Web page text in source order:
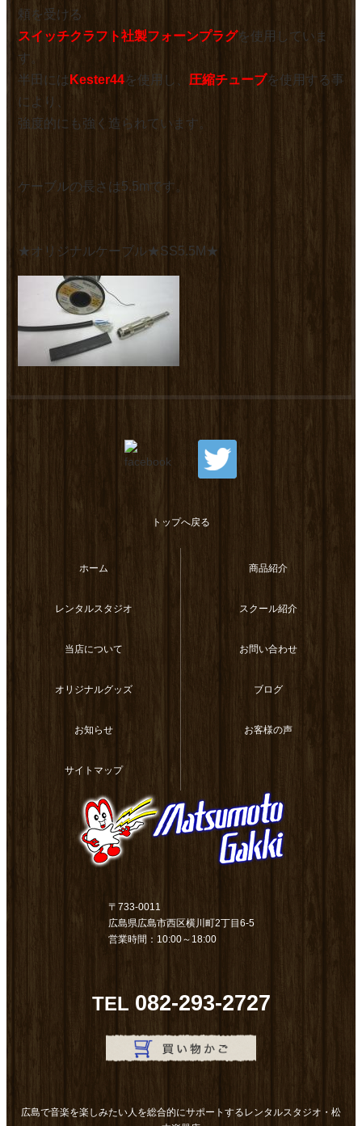
頼を受ける
スイッチクラフト社製フォーンプラグを使用していま
す。
半田には Kester44を使用し、 圧縮チューブを使用する事
により、
強度的にも強く造られています。
ケーブルの長さは5.5mです。
★オリジナルケーブル★SS5.5M★
トップへ戻る
ホーム 商品紹介
レンタルスタジオ スクール紹介
当店について お問い合わせ
オリジナルグッズ ブログ
お知らせ お客様の声
サイトマップ
〒733-0011
広島県広島市西区横川町2丁目6-5
営業時間：10:00～18:00
TEL 082-293-2727
広島で音楽を楽しみたい人を総合的にサポートするレンタルスタジオ・松